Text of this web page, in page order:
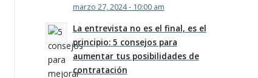
marzo 27, 2024 - 10:00 am
La entrevista no es el final, es el
principio: 5 consejos para
aumentar tus posibilidades de
contratación